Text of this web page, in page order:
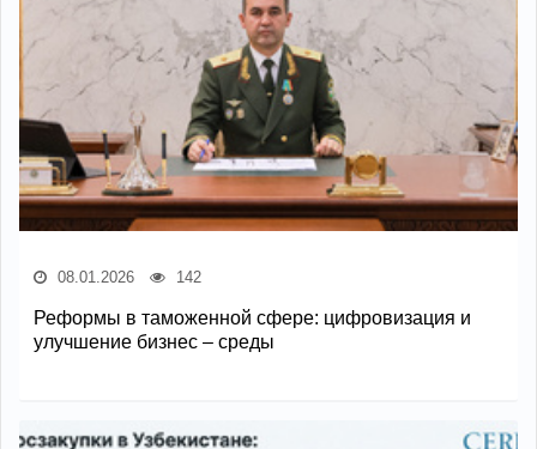
08.01.2026 142
Реформы в таможенной сфере: цифровизация и
улучшение бизнес – среды